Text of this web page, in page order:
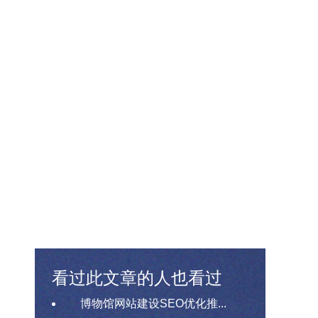
看过此文章的人也看过
博物馆网站建设SEO优化推...